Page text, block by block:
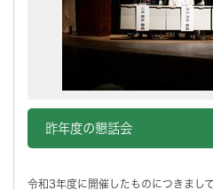
昨年度の懇話会
令和3年度に開催したものにつきまし